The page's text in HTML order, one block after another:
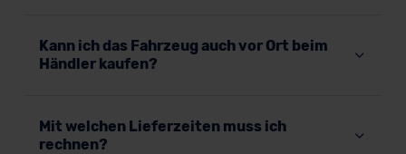
Kann ich das Fahrzeug auch vor Ort beim
Händler kaufen?
Mit welchen Lieferzeiten muss ich
rechnen?